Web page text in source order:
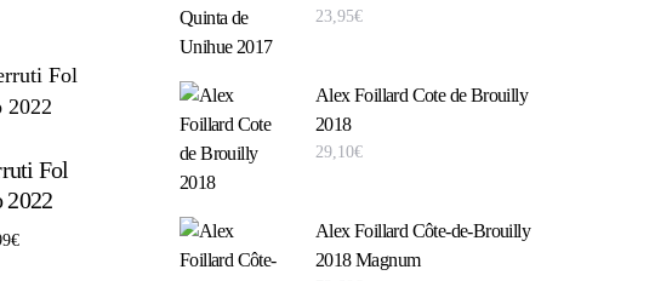
Fol
2022
€
23,95€
Alex Foillard Cote de Brouilly
2018
29,10€
Alex Foillard Côte-de-Brouilly
2018 Magnum